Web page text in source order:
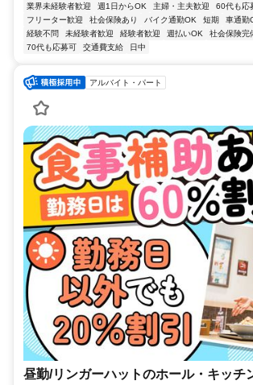
業界未経験者歓迎 週1日からOK 主婦・主夫歓迎 60代も応
フリーター歓迎
社会保険あり バイク通勤OK 短期 車通勤
経験不問
未経験者歓迎 経験者歓迎 週払いOK 社会保険完
70代も応募可
交通費支給 日中
アルバイト・パート
昼勤/リンガーハットのホール・キッチ